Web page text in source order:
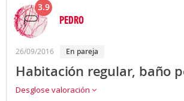
3.9
PEDRO
26/09/2016 en pareja
Habitación regular, baño
Desglose valoración